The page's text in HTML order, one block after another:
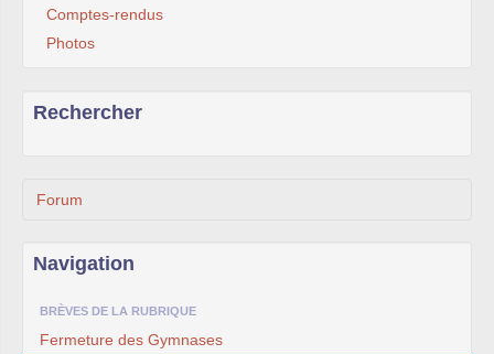
Comptes-rendus
Photos
Rechercher
Forum
Navigation
BRÈVES DE LA RUBRIQUE
Fermeture des Gymnases